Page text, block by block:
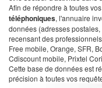
Afin de répondre à toutes
téléphoniques, l'annuaire
données (adresses
recensant des
Free mobile, Orange, SFR,
Cdiscount mobile, Prixtel
Cette base de données est
précision à toutes vos